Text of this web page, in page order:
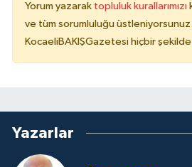
Yorum yazarak topluluk kurallarımızı
ve tüm sorumluluğu
KocaeliBAKIŞGazetesi hiçbir
Yazarlar